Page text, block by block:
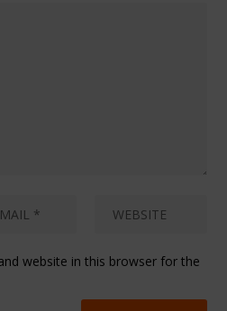
website in this browser for the